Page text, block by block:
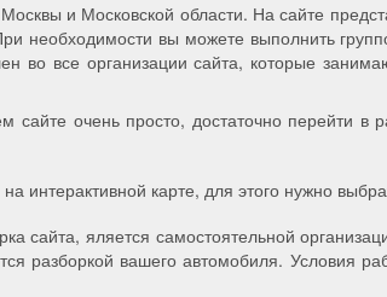
и Московской области. На сайте
необходимости вы можете выполнить
во все организации сайта, которые
очень просто, достаточно перейти в
интерактивной карте, для этого нужно
сайта, яляется самостоятельной
разборкой вашего автомобиля. Условия